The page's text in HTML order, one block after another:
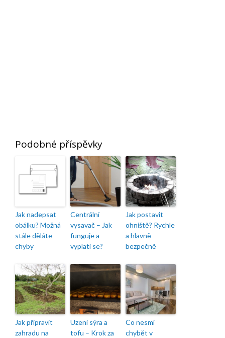
Podobné příspěvky
Jak nadepsat
obálku? Možná
stále děláte
chyby
Centrální
vysavač – Jak
funguje a
vyplatí se?
Jak postavit
ohniště? Rychle
a hlavně
bezpečně
Jak připravit
zahradu na
Uzení sýra a
tofu – Krok za
Co nesmí
chybět v